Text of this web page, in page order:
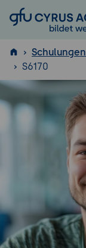
GFU Cyrus
S6170